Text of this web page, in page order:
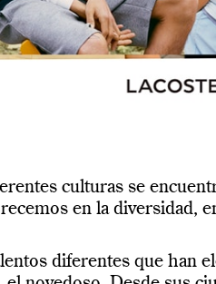
culturas se
en la diversidad,
diferentes que han